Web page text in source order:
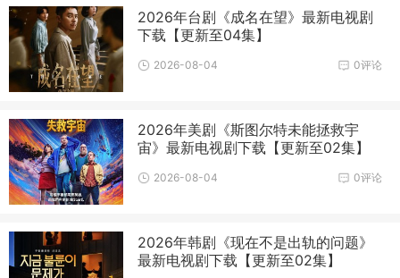
2026年台剧《成名在望》最新电视剧
下载【更新至04集】
0评论
2026-08-04
2026年美剧《斯图尔特未能拯救宇
宙》最新电视剧下载【更新至02集】
0评论
2026-08-04
2026年韩剧《现在不是出轨的问题》
最新电视剧下载【更新至02集】